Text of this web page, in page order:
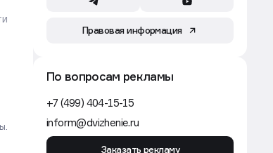
крытыми парковками
Движение
В России с 1 сентября легализуют
но расплачиваться ими будет
Движение